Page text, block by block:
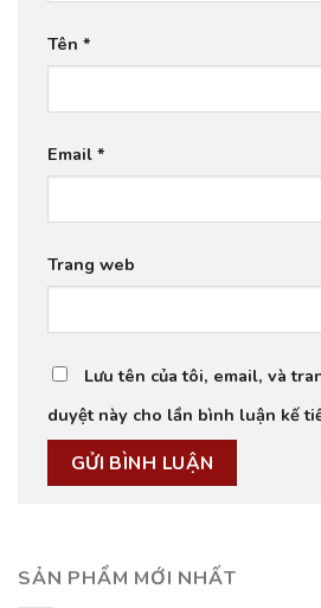
Tên *
Email *
Trang web
Lưu tên của tôi, email, và
duyệt này cho lần bình luận kế
SẢN PHẨM MỚI NHẤT